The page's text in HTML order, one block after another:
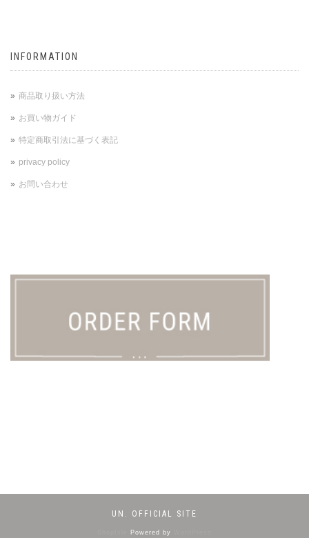
INFORMATION
商品取り扱い方法
お買い物ガイド
特定商取引法に基づく表記
privacy policy
お問い合わせ
UN. OFFICIAL SITE
Powered by